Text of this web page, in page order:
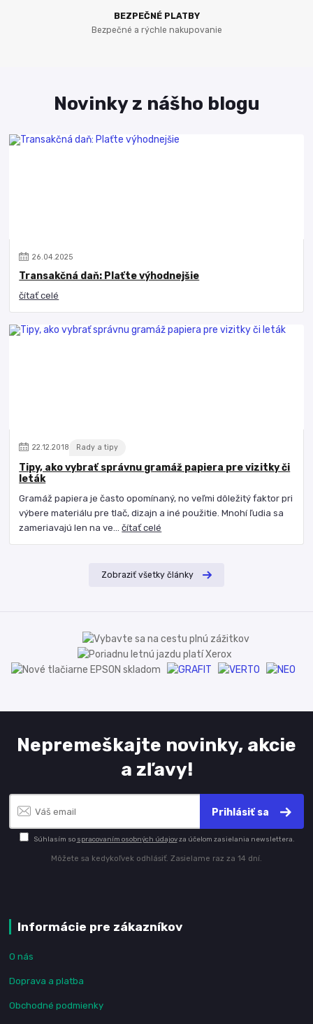
BEZPEČNÉ PLATBY
Bezpečné a rýchle nakupovanie
Novinky z nášho blogu
26.04.2025
Transakčná daň: Plaťte výhodnejšie
čítať celé
22.12.2018 Rady a tipy
Tipy, ako vybrať správnu gramáž papiera pre vizitky či
leták
Gramáž papiera je často opomínaný, no veľmi dôležitý faktor pri
výbere materiálu pre tlač, dizajn a iné použitie. Mnohí ľudia sa
zameriavajú len na ve...čítať celé
Zobraziť všetky články
Nepremeškajte novinky, akcie
a zľavy!
Prihlásiť sa
Súhlasím so spracovaním osobných údajovza účelom zasielania newslettera.
Môžete sa kedykoľvek odhlásiť. Zasielame raz za 14 dní.
Informácie pre zákazníkov
O nás
Doprava a platba
Obchodné podmienky